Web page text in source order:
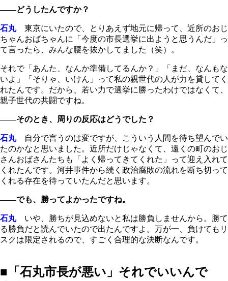
――どうしたんですか？
石丸東京にいたので、とりあえず地元に帰って、近所のおじ
ちゃんおばちゃんに「今度の市長選挙に出ようと思うんだ」っ
て言ったら、みんな腰を抜かしてました（笑）。
それで「あんた、なんか準備してるんか？」「まだ、なんもな
いよ」「そりゃ、いけん」って私の親世代の人が力を貸してく
れたんです。だから、若い力で選挙に勝ったわけではなくて、
親子世代の共闘ですね。
――そのとき、周りの反応はどうでした？
石丸自分で言うのは変ですが、こういう人間を待ち望んでい
たのかなと思いました。近所だけじゃなくて、遠くの町のおじ
さんおばさんたちも「よく帰ってきてくれた」って迎え入れて
くれたんです。河井事件から続く政治腐敗の流れを断ち切って
くれる存在を待っていたんだと思います。
――でも、勝ってよかったですね。
石丸いや、勝ちが見込めないと私は勝負しませんから。勝て
る勝負だと読んでいたので出たんですよ。万が一、負けてもリ
スクは限定されるので、すごく合理的な決断なんです。
■「石丸市長が悪い」それでいいんで